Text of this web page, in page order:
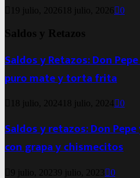
19 julio, 2026 18 julio, 2026 0
Saldos y Retazos
Saldos y Retazos: Don
puro mate y torta frita
18 julio, 2024 18 julio, 2024 0
Saldos y retazos: Don
con grapa y chismecitos
9 julio, 20239 julio, 2023 0